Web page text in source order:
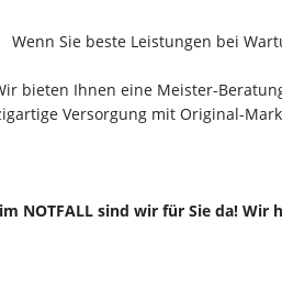
Wenn Sie beste Leistungen bei
bieten Ihnen eine Meister-
Versorgung mit Original-
NOTFALL sind wir für Sie da!